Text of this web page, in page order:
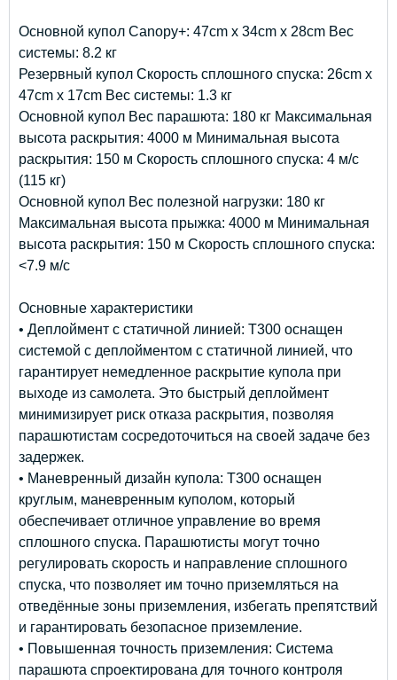
Основной купол Canopy+: 47cm x 34cm x 28cm Вес
системы: 8.2 кг
Резервный купол Скорость сплошного спуска: 26cm x
47cm x 17cm Вес системы: 1.3 кг
Основной купол Вес парашюта: 180 кг Максимальная
высота раскрытия: 4000 м Минимальная высота
раскрытия: 150 м Скорость сплошного спуска: 4 м/с
(115 кг)
Основной купол Вес полезной нагрузки: 180 кг
Максимальная высота прыжка: 4000 м Минимальная
высота раскрытия: 150 м Скорость сплошного спуска:
<7.9 м/с
Основные характеристики
• Деплоймент с статичной линией: T300 оснащен
системой с деплойментом с статичной линией, что
гарантирует немедленное раскрытие купола при
выходе из самолета. Это быстрый деплоймент
минимизирует риск отказа раскрытия, позволяя
парашютистам сосредоточиться на своей задаче без
задержек.
• Маневренный дизайн купола: T300 оснащен
круглым, маневренным куполом, который
обеспечивает отличное управление во время
сплошного спуска. Парашютисты могут точно
регулировать скорость и направление сплошного
спуска, что позволяет им точно приземляться на
отведённые зоны приземления, избегать препятствий
и гарантировать безопасное приземление.
• Повышенная точность приземления: Система
парашюта спроектирована для точного контроля